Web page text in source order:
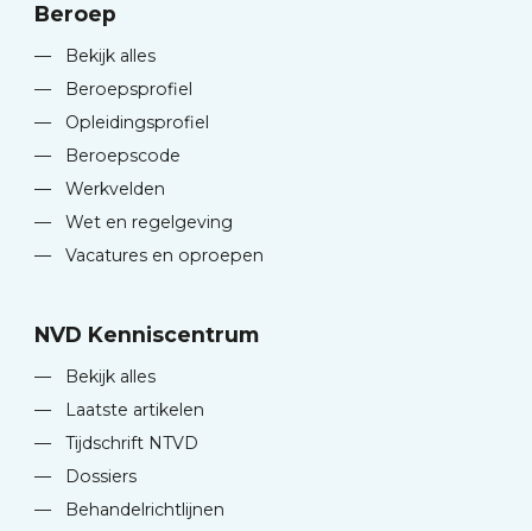
Beroep
—
Bekijk alles
—
Beroepsprofiel
—
Opleidingsprofiel
—
Beroepscode
—
Werkvelden
—
Wet en regelgeving
—
Vacatures en oproepen
NVD Kenniscentrum
—
Bekijk alles
—
Laatste artikelen
—
Tijdschrift NTVD
—
Dossiers
—
Behandelrichtlijnen